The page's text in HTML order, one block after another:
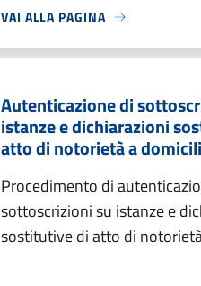
VAI ALLA PAGINA
Autenticazione di
istanze e dichiarazioni
atto di notorietà a
Procedimento di
sottoscrizioni su istanze e
sostitutive di atto di